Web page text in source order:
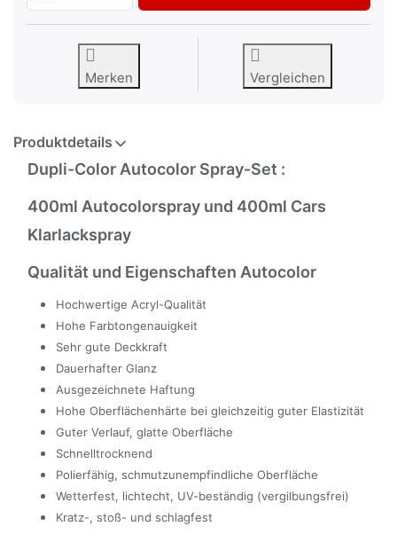
Merken Vergleichen
Produktdetails
Dupli-Color Autocolor Spray-Set :
400ml Autocolorspray und 400ml Cars
Klarlackspray
Qualität und Eigenschaften Autocolor
Hochwertige Acryl-Qualität
Hohe Farbtongenauigkeit
Sehr gute Deckkraft
Dauerhafter Glanz
Ausgezeichnete Haftung
Hohe Oberflächenhärte bei gleichzeitig guter Elastizität
Guter Verlauf, glatte Oberfläche
Schnelltrocknend
Polierfähig, schmutzunempfindliche Oberfläche
Wetterfest, lichtecht, UV-beständig (vergilbungsfrei)
Kratz-, stoß- und schlagfest